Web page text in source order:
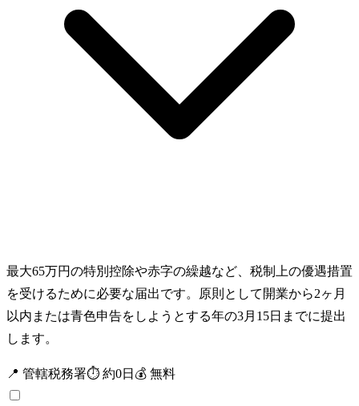
最大65万円の特別控除や赤字の繰越など、税制上の優遇措置
を受けるために必要な届出です。原則として開業から2ヶ月
以内または青色申告をしようとする年の3月15日までに提出
します。
📍 管轄税務署⏱ 約0日 💰 無料